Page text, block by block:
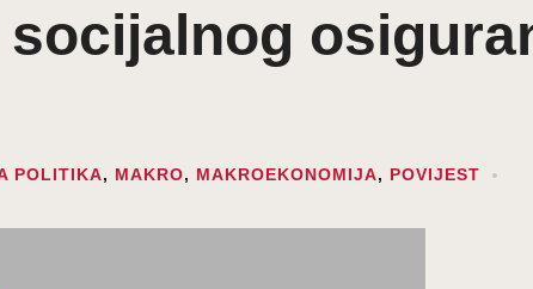
POLITIKA, MAKRO, MAKROEKONOMIJA, POVIJEST